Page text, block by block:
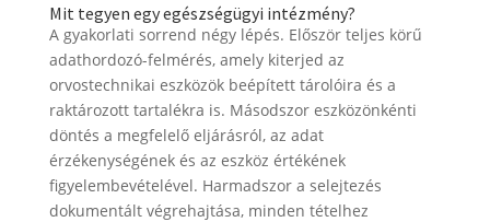
Mit tegyen egy egészségügyi intézmény?
A gyakorlati sorrend négy lépés. Először teljes körű
adathordozó-felmérés, amely kiterjed az
orvostechnikai eszközök beépített tárolóira és a
raktározott tartalékra is. Másodszor eszközönkénti
döntés a megfelelő eljárásról, az adat
érzékenységének és az eszköz értékének
figyelembevételével. Harmadszor a selejtezés
dokumentált végrehajtása, minden tételhez